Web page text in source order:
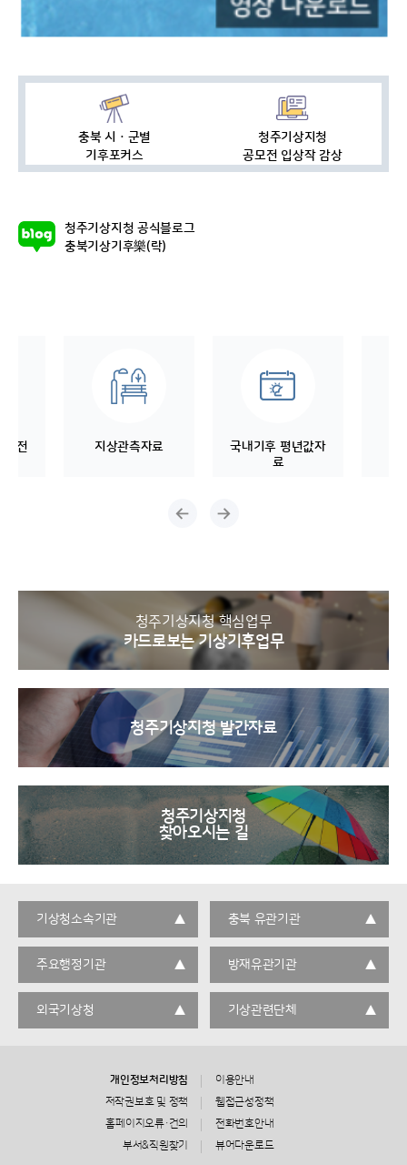
충북 시ㆍ군별
기후포커스
청주기상지청
공모전 입상작 감상
청주기상지청 공식블로그
충북기상기후樂(락)
전 지상관측자료
국내기후 평년값자
료
청주기상지청 핵심업무
카드로보는 기상기후업무
청주기상지청 발간자료
청주기상지청
찾아오시는 길
기상청소속기관 충북 유관기관
주요행정기관 방재유관기관
외국기상청 기상관련단체
개인정보처리방침
이용안내
저작권보호 및 정책
웹접근성정책
홈페이지오류·건의
전화번호안내
부서&직원찾기
뷰어다운로드